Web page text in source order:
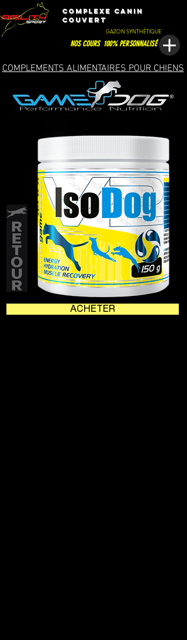
GAZON SYNTHÉTIQUE
ComPLEXE CANIN
COUVERT
NOS COURS 100% PERSONNALISÉ
COMPLEMENTS ALIMENTAIRES POUR CHIENS
ACHETER